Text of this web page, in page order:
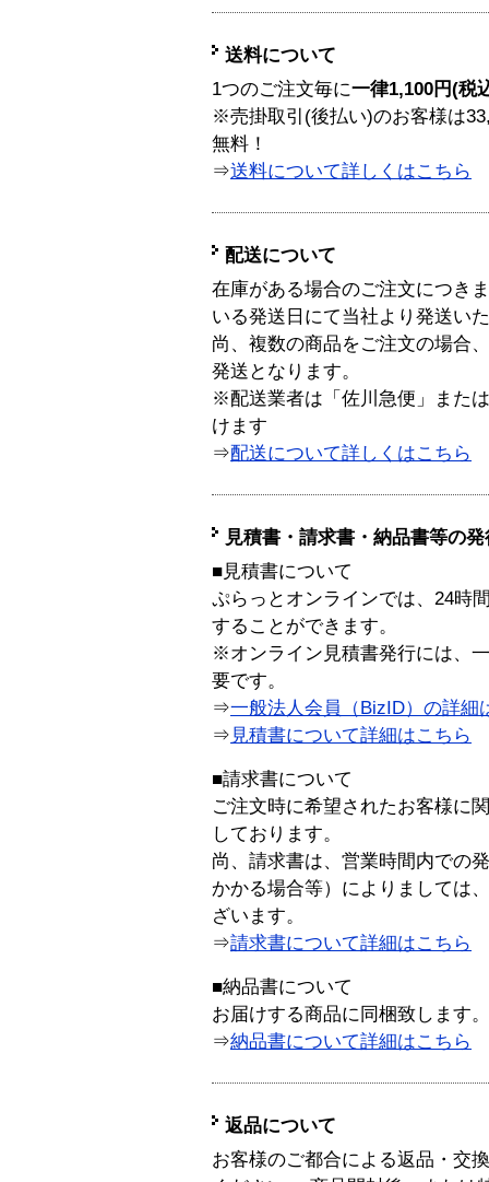
送料について
1つのご注文毎に一律1,100円(税
※売掛取引(後払い)のお客様は
無料！
⇒送料について詳しくはこちら
配送について
在庫がある場合のご注文につき
いる発送日にて当社より発送い
尚、複数の商品をご注文の場合
発送となります。
※配送業者は「佐川急便」また
けます
⇒配送について詳しくはこちら
見積書・請求書・納品書等の
■見積書について
ぷらっとオンラインでは、24時
することができます。
※オンライン見積書発行には、
要です。
⇒一般法人会員（BizID）の詳細
⇒ 見積書について詳細はこちら
■請求書について
ご注文時に希望されたお客様に
しております。
尚、請求書は、営業時間内での
かかる場合等）によりましては
ざいます。
⇒請求書について詳細はこちら
■納品書について
お届けする商品に同梱致します。
⇒納品書について詳細はこちら
返品について
お客様のご都合による返品・交